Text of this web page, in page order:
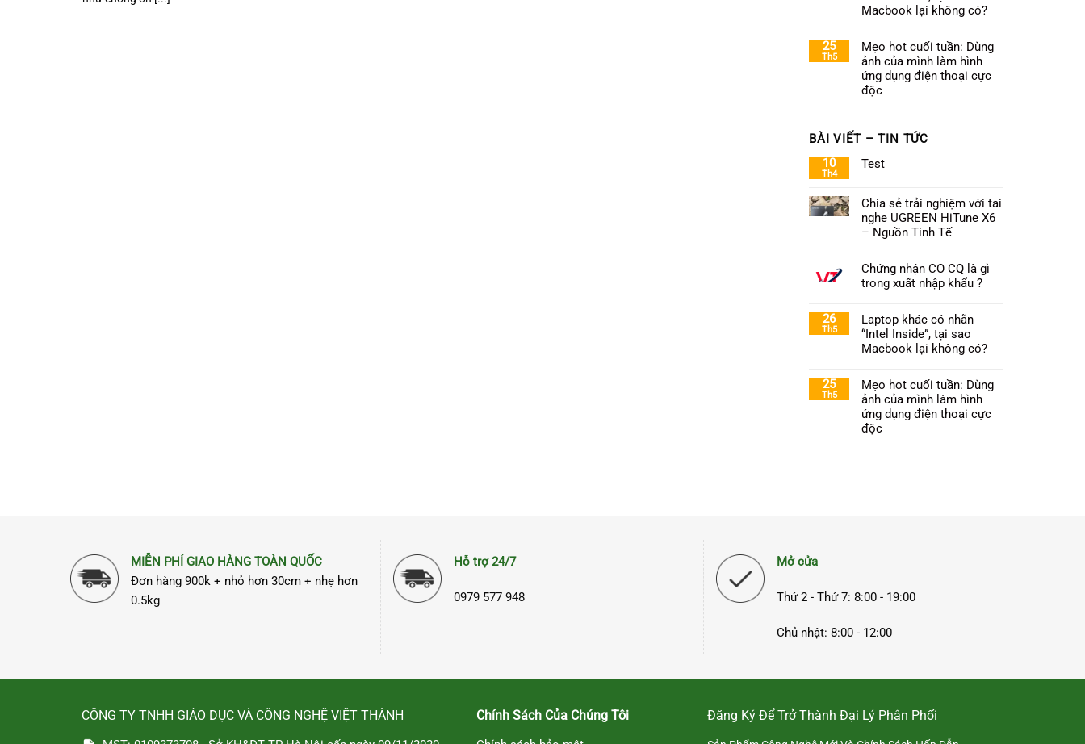
Macbook lại không có?
25
Th5
Mẹo hot cuối tuần: Dùng
ảnh của mình làm hình
ứng dụng điện thoại cực
độc
BÀI VIẾT – TIN TỨC
10
Th4
Test
Chia sẻ trải nghiệm với tai
nghe UGREEN HiTune X6
– Nguồn Tinh Tế
Chứng nhận CO CQ là gì
trong xuất nhập khẩu ?
26
Th5
Laptop khác có nhãn
“Intel Inside”, tại sao
Macbook lại không có?
25
Th5
Mẹo hot cuối tuần: Dùng
ảnh của mình làm hình
ứng dụng điện thoại cực
độc
MIỄN PHÍ GIAO HÀNG TOÀN QUỐC
Đơn hàng 900k + nhỏ hơn 30cm + nhẹ hơn
0.5kg
Hỗ trợ 24/7
0979 577 948
Mở cửa
Thứ 2 - Thứ 7: 8:00 - 19:00
Chủ nhật: 8:00 - 12:00
CÔNG TY TNHH GIÁO DỤC VÀ CÔNG NGHỆ VIỆT THÀNH Chính Sách Của Chúng Tôi Đăng Ký Để Trở Thành Đại Lý Phân Phối